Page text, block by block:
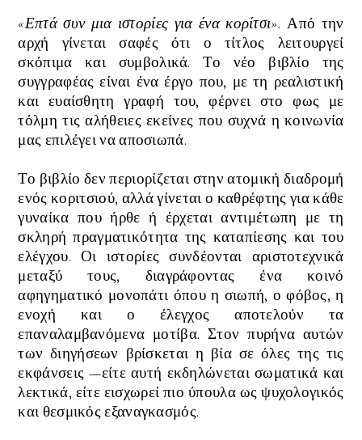
«Επτά συν μια ιστορίες για ένα κορίτσι».Από την
αρχή γίνεται σαφές ότι ο τίτλος λειτουργεί
σκόπιμα και συμβολικά. Το νέο βιβλίο της
συγγραφέας είναι ένα έργο που, με τη ρεαλιστική
και ευαίσθητη γραφή του, φέρνει στο φως με
τόλμη τις αλήθειες εκείνες που συχνά η κοινωνία
μας επιλέγει να αποσιωπά.
Το βιβλίο δεν περιορίζεται στην ατομική διαδρομή
ενός κοριτσιού, αλλά γίνεται ο καθρέφτης για κάθε
γυναίκα που ήρθε ή έρχεται αντιμέτωπη με τη
σκληρή πραγματικότητα της καταπίεσης και του
ελέγχου. Οι ιστορίες συνδέονται αριστοτεχνικά
μεταξύ τους, διαγράφοντας ένα κοινό
αφηγηματικό μονοπάτι όπου η σιωπή, ο φόβος, η
ενοχή και ο έλεγχος αποτελούν τα
επαναλαμβανόμενα μοτίβα. Στον πυρήνα αυτών
των διηγήσεων βρίσκεται η βία σε όλες της τις
εκφάνσεις —είτε αυτή εκδηλώνεται σωματικά και
λεκτικά, είτε εισχωρεί πιο ύπουλα ως ψυχολογικός
και θεσμικός εξαναγκασμός.